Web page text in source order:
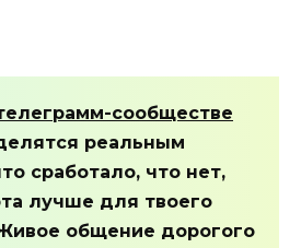
сообществе
реальным
сработало, что нет,
лучше для твоего
общение дорогого